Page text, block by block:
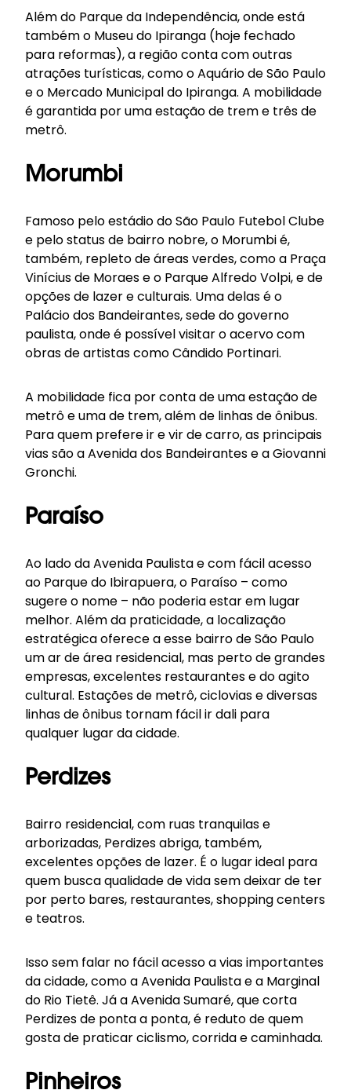
Além do Parque da Independência, onde está
também o Museu do Ipiranga (hoje fechado
para reformas), a região conta com outras
atrações turísticas, como o Aquário de São Paulo
e o Mercado Municipal do Ipiranga. A mobilidade
é garantida por uma estação de trem e três de
metrô.
Morumbi
Famoso pelo estádio do São Paulo Futebol Clube
e pelo status de bairro nobre, o Morumbi é,
também, repleto de áreas verdes, como a Praça
Vinícius de Moraes e o Parque Alfredo Volpi, e de
opções de lazer e culturais. Uma delas é o
Palácio dos Bandeirantes, sede do governo
paulista, onde é possível visitar o acervo com
obras de artistas como Cândido Portinari.
A mobilidade fica por conta de uma estação de
metrô e uma de trem, além de linhas de ônibus.
Para quem prefere ir e vir de carro, as principais
vias são a Avenida dos Bandeirantes e a Giovanni
Gronchi.
Paraíso
Ao lado da Avenida Paulista e com fácil acesso
ao Parque do Ibirapuera, o Paraíso – como
sugere o nome – não poderia estar em lugar
melhor. Além da praticidade, a localização
estratégica oferece a esse bairro de São Paulo
um ar de área residencial, mas perto de grandes
empresas, excelentes restaurantes e do agito
cultural. Estações de metrô, ciclovias e diversas
linhas de ônibus tornam fácil ir dali para
qualquer lugar da cidade.
Perdizes
Bairro residencial, com ruas tranquilas e
arborizadas, Perdizes abriga, também,
excelentes opções de lazer. É o lugar ideal para
quem busca qualidade de vida sem deixar de ter
por perto bares, restaurantes, shopping centers
e teatros.
Isso sem falar no fácil acesso a vias importantes
da cidade, como a Avenida Paulista e a Marginal
do Rio Tietê. Já a Avenida Sumaré, que corta
Perdizes de ponta a ponta, é reduto de quem
gosta de praticar ciclismo, corrida e caminhada.
Pinheiros